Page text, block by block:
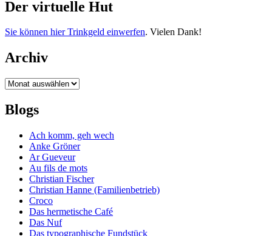
Der virtuelle Hut
Sie können hier Trinkgeld einwerfen. Vielen Dank!
Archiv
Archiv
Blogs
Ach komm, geh wech
Anke Gröner
Ar Gueveur
Au fils de mots
Christian Fischer
Christian Hanne (Familienbetrieb)
Croco
Das hermetische Café
Das Nuf
Das typographische Fundstück